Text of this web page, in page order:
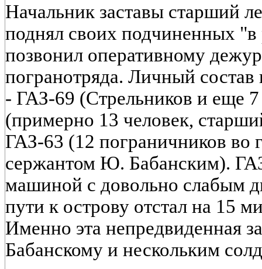
Начальник заставы старший
поднял своих подчиненных "в
позвонил оперативному
погранотряда. Личный
- ГАЗ-69 (Стрельников и еще
(примерно 13 человек,
ГАЗ-63 (12 пограничников во
сержантом Ю. Бабанским).
машиной с довольно слабым
пути к острову отстал на 15
Именно эта непредвиденная
Бабанскому и нескольким